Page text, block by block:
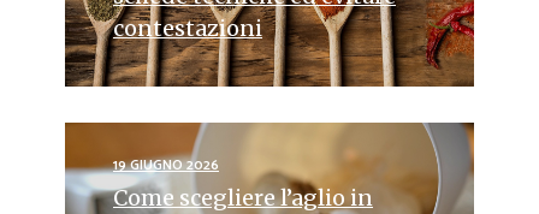
contestazioni
19 GIUGNO 2026
Come scegliere l’aglio in